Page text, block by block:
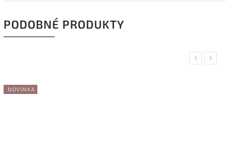
PODOBNÉ PRODUKTY
Previous
NOVINKA
Next